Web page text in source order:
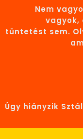
Nem
vagyok,
tüntetést sem.
Úgy hiányzik